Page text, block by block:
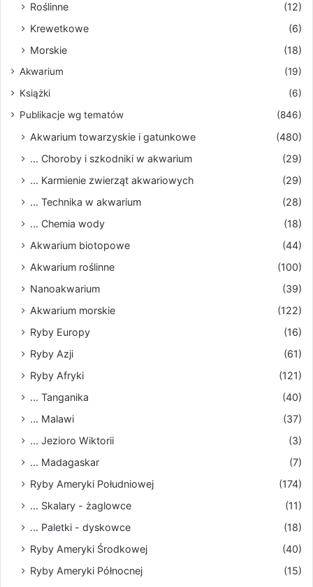
Roślinne
(12)
Krewetkowe
(6)
Morskie
(18)
Akwarium
(19)
Książki
(6)
Publikacje wg tematów
(846)
Akwarium towarzyskie i gatunkowe
(480)
... Choroby i szkodniki w akwarium
(29)
... Karmienie zwierząt akwariowych
(29)
... Technika w akwarium
(28)
... Chemia wody
(18)
Akwarium biotopowe
(44)
Akwarium roślinne
(100)
Nanoakwarium
(39)
Akwarium morskie
(122)
Ryby Europy
(16)
Ryby Azji
(61)
Ryby Afryki
(121)
... Tanganika
(40)
... Malawi
(37)
... Jezioro Wiktorii
(3)
... Madagaskar
(7)
Ryby Ameryki Południowej
(174)
... Skalary - żaglowce
(11)
... Paletki - dyskowce
(18)
Ryby Ameryki Środkowej
(40)
Ryby Ameryki Północnej
(15)